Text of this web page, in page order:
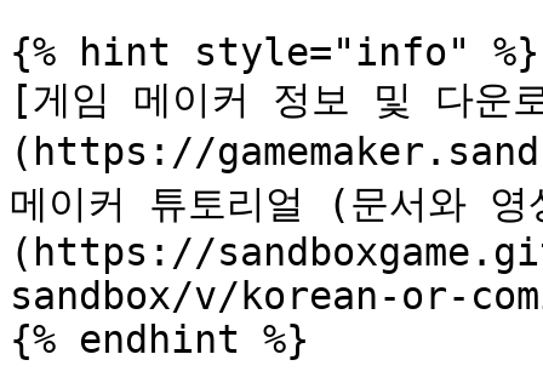
{% hint style="info" %}
[게임 메이커 정보 및 다운
(https://
메이커 튜토리얼 (문서와
(https://
sandbox/v/korean-or-
{% endhint %}